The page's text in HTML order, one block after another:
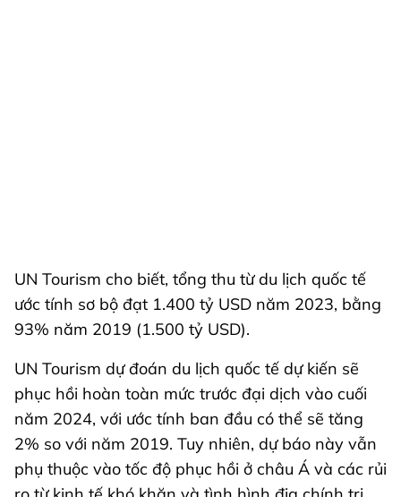
UN Tourism cho biết, tổng thu từ du lịch quốc tế
ước tính sơ bộ đạt 1.400 tỷ USD năm 2023, bằng
93% năm 2019 (1.500 tỷ USD).
UN Tourism dự đoán du lịch quốc tế dự kiến sẽ
phục hồi hoàn toàn mức trước đại dịch vào cuối
năm 2024, với ước tính ban đầu có thể sẽ tăng
2% so với năm 2019. Tuy nhiên, dự báo này vẫn
phụ thuộc vào tốc độ phục hồi ở châu Á và các rủi